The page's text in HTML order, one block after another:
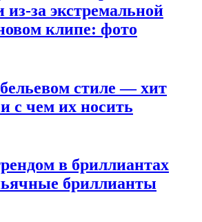
из-за экстремальной
клипе: фото
стиле — хит
с чем их носить
в бриллиантах
бриллианты